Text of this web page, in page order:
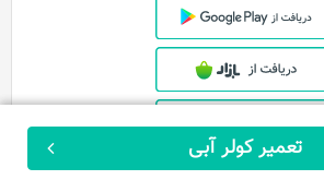
ثبت سفارش
تعمیر کولر آبی